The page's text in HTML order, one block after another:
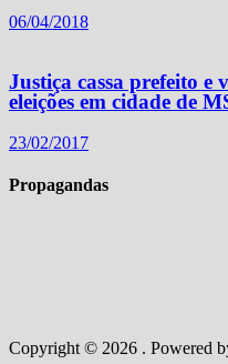
06/04/2018
Justiça cassa prefeito e
eleições em cidade de
23/02/2017
Propagandas
Copyright © 2026 . Powered